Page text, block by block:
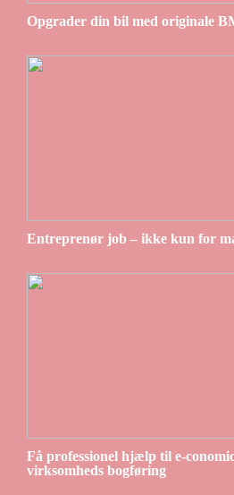
Opgrader din bil med originale
Entreprenør job – ikke kun for
Få professionel hjælp til e-
virksomheds bogføring